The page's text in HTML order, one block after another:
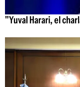
"Yuval Harari, el